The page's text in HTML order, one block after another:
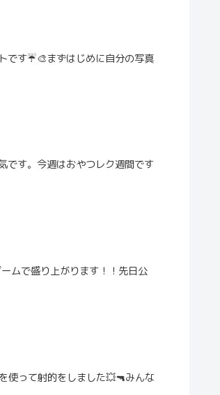
です☔️🎨まずはじめに自分の写真
です。今週はおやつレク週間です
ムで盛り上がります！！先日公
使って射的をしました💥🔫みんな